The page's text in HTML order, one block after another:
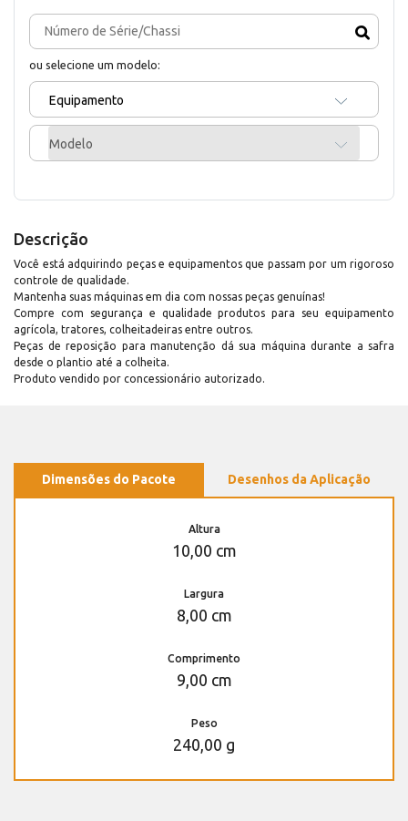
ou selecione um modelo:
Equipamento
Modelo
Descrição
Você está adquirindo peças e equipamentos que passam por um rigoroso
controle de qualidade.
Mantenha suas máquinas em dia com nossas peças genuínas!
Compre com segurança e qualidade produtos para seu equipamento
agrícola, tratores, colheitadeiras entre outros.
Peças de reposição para manutenção dá sua máquina durante a safra
desde o plantio até a colheita.
Produto vendido por concessionário autorizado.
Dimensões do Pacote Desenhos da Aplicação
Altura
10,00 cm
Largura
8,00 cm
Comprimento
9,00 cm
Peso
240,00 g